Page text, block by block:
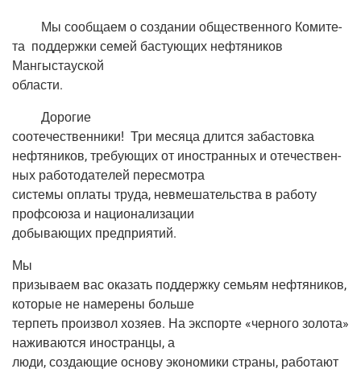
Мы сооб­ща­ем о созда­нии обще­ствен­но­го Коми­те­
та под­держ­ки семей басту­ю­щих неф­тя­ни­ков
Мангыстауской
области.
Доро­гие
сооте­че­ствен­ни­ки! Три меся­ца длит­ся забастовка
неф­тя­ни­ков, тре­бу­ю­щих от ино­стран­ных и оте­че­ствен­
ных рабо­то­да­те­лей пересмотра
систе­мы опла­ты тру­да, невме­ша­тель­ства в рабо­ту
проф­со­ю­за и национализации
добы­ва­ю­щих предприятий.
Мы
при­зы­ва­ем вас ока­зать под­держ­ку семьям неф­тя­ни­ков,
кото­рые не наме­ре­ны больше
тер­петь про­из­вол хозя­ев. На экс­пор­те «чер­но­го золо­та»
нажи­ва­ют­ся ино­стран­цы, а
люди, созда­ю­щие осно­ву эко­но­ми­ки стра­ны, рабо­та­ют